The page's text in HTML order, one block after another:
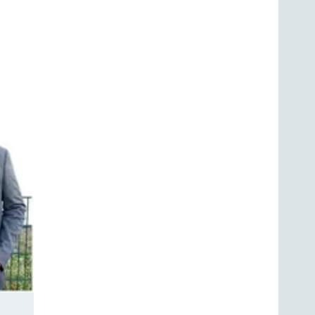
seid
zu